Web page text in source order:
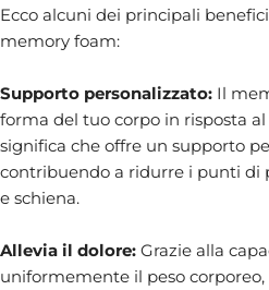
Ecco alcuni dei principali
memory foam:
Supporto personalizzato: Il
forma del tuo corpo in risposta al
significa che offre un supporto
contribuendo a ridurre i punti di
e schiena.
Allevia il dolore: Grazie alla
uniformemente il peso